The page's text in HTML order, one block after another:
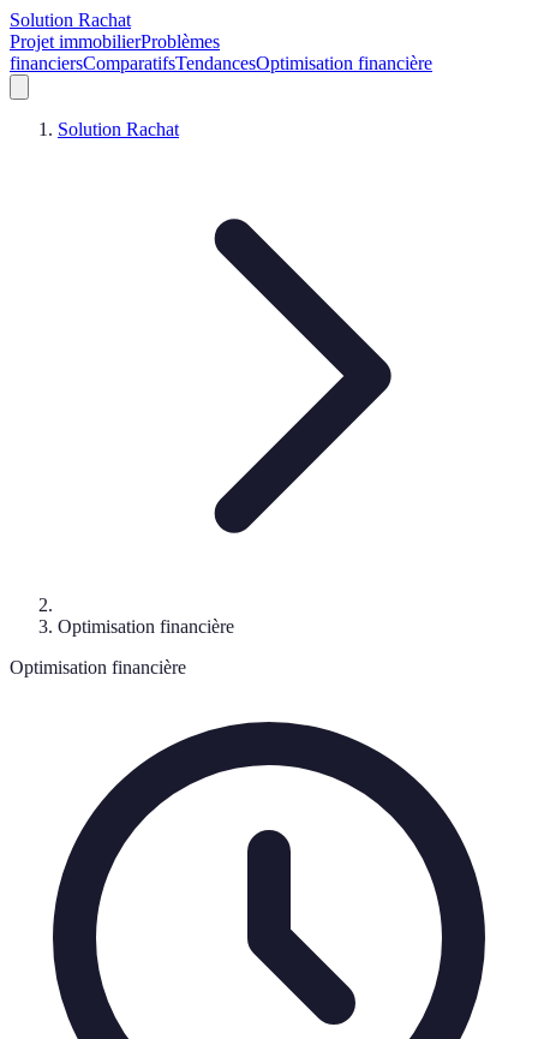
Solution Rachat
Projet immobilierProblèmes
financiersComparatifsTendancesOptimisation financière
Solution Rachat
Optimisation financière
Optimisation financière